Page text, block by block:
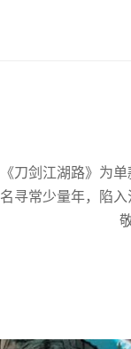
《刀剑江湖路》为
名寻常少量年，陷